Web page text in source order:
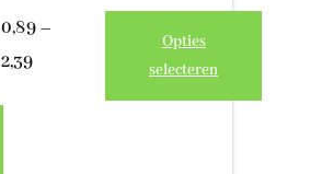
0,89–
2,39Prijsklasse:
Opties
selecteren